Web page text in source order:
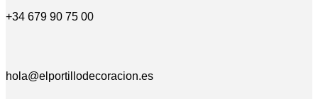
+34 679 90 75 00
hola@elportillodecoracion.es